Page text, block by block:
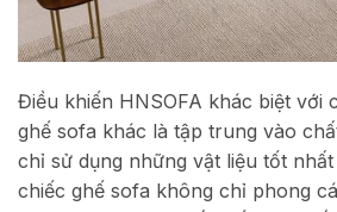
Điều khiến HNSOFA khác biệt với
ghế sofa khác là tập trung vào
chỉ sử dụng những vật liệu tốt
chiếc ghế sofa không chỉ phong